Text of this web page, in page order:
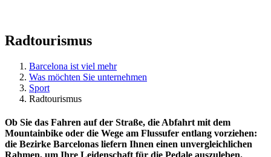
Radtourismus
Barcelona ist viel mehr
Was möchten Sie unternehmen
Sport
Radtourismus
Ob Sie das Fahren auf der Straße, die Abfahrt mit dem
Mountainbike oder die Wege am Flussufer entlang vorziehen:
die Bezirke Barcelonas liefern Ihnen einen unvergleichlichen
Rahmen, um Ihre Leidenschaft für die Pedale auszuleben.